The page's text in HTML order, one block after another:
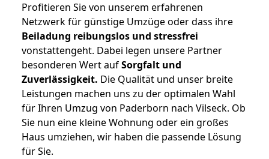
Profitieren Sie von unserem erfahrenen
Netzwerk für günstige Umzüge oder dass ihre
Beiladung reibungslos und stressfrei
vonstattengeht. Dabei legen unsere Partner
besonderen Wert aufSorgfalt und
Zuverlässigkeit. Die Qualität und unser breite
Leistungen machen uns zu der optimalen Wahl
für Ihren Umzug von Paderborn nach Vilseck. Ob
Sie nun eine kleine Wohnung oder ein großes
Haus umziehen, wir haben die passende Lösung
für Sie.